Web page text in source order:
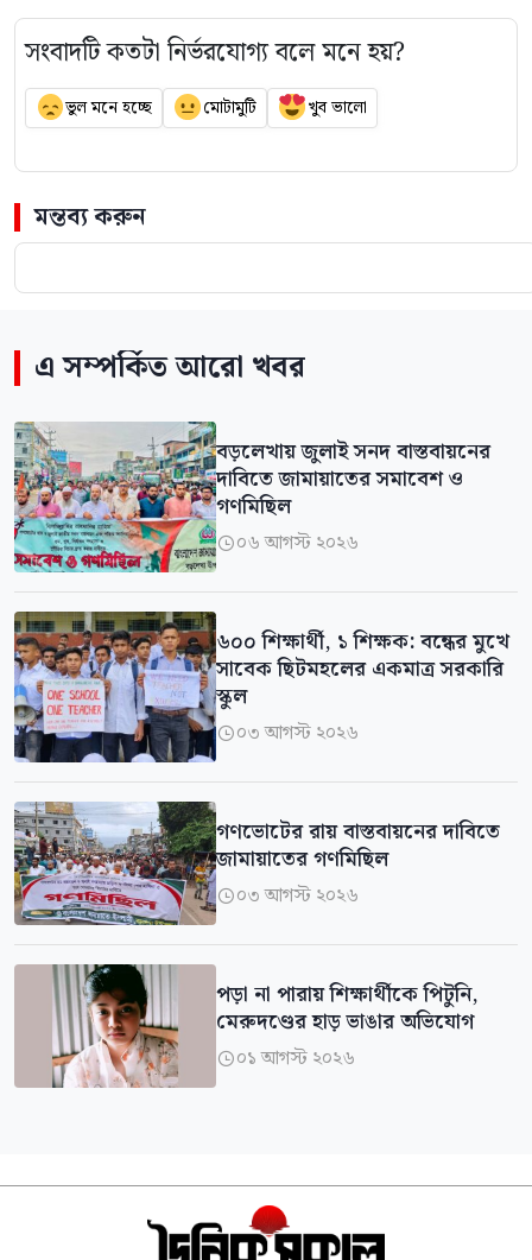
সংবাদটি কতটা নির্ভরযোগ্য বলে মনে হয়?
ভুল মনে হচ্ছে মোটামুটি খুব ভালো
মন্তব্য করুন
এ সম্পর্কিত আরো খবর
বড়লেখায় জুলাই সনদ বাস্তবায়নের
দাবিতে জামায়াতের সমাবেশ ও
গণমিছিল
০৬ আগস্ট ২০২৬
৬০০ শিক্ষার্থী, ১ শিক্ষক: বন্ধের মুখে
সাবেক ছিটমহলের একমাত্র সরকারি
স্কুল
০৩ আগস্ট ২০২৬
গণভোটের রায় বাস্তবায়নের দাবিতে
জামায়াতের গণমিছিল
০৩ আগস্ট ২০২৬
পড়া না পারায় শিক্ষার্থীকে পিটুনি,
মেরুদণ্ডের হাড় ভাঙার অভিযোগ
০১ আগস্ট ২০২৬